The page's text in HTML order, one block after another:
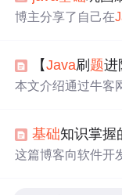
的理解。
博主分享了自己在
uffer的区别以及
部内部类的特性。
【Java刷 题进
本文介绍通过牛客
序，涵盖题目描述
基础知识掌握
这篇博客向软件开